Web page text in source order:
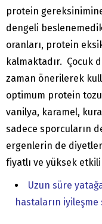
protein
dengeli
oranları, protein
kalmaktadır. Çocuk
zaman önerilerek
optimum protein
vanilya, karamel,
sadece sporcuların
ergenlerin de
fiyatlı ve yüksek
Uzun süre
hastaların iyileşme